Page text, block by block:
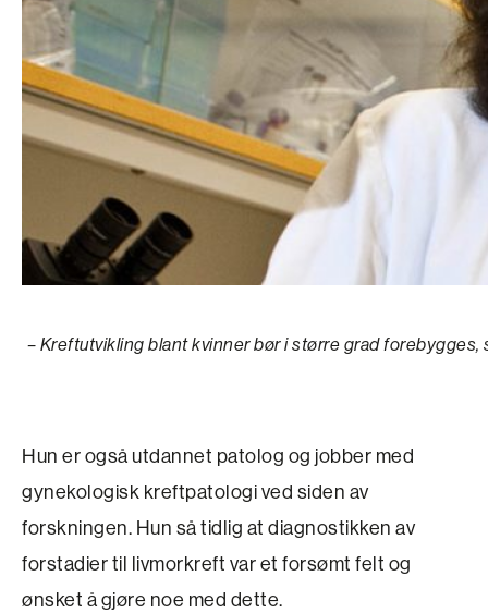
– Kreftutvikling blant kvinner bør i større grad
Hun er også utdannet patolog og jobber med
gynekologisk kreftpatologi ved siden av
forskningen. Hun så tidlig at diagnos­tikken av
forstadier til livmorkreft var et forsømt felt og
ønsket å gjøre noe med dette.